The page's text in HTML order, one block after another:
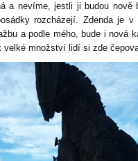
a nevíme, jestli ji budou nově
rozcházejí. Zdenda je
a podle mého, bude i nová
velké množství lidí si zde